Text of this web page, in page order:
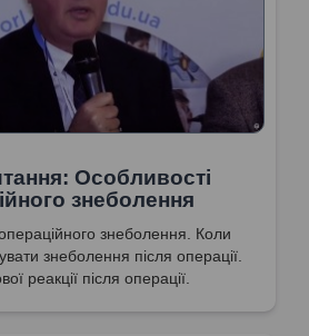
Особливості
знеболення
знеболення. Коли
знеболення після операції.
реакції після операції.